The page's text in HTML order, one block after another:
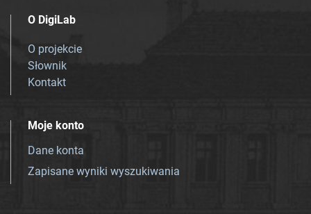
O DigiLab
O projekcie
Słownik
Kontakt
Moje konto
Dane konta
Zapisane wyniki wyszukiwania